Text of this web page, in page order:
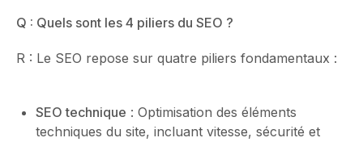
Q : Quels sont les 4 piliers du SEO ?
R : Le SEO repose sur quatre piliers fondamentaux :
SEO technique : Optimisation des éléments
techniques du site, incluant vitesse, sécurité et